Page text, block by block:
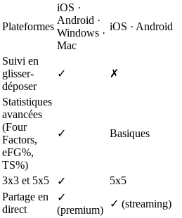
Plateformes
iOS ·
Android ·
Windows ·
Mac
iOS · Android
Suivi en
glisser-
déposer
✓ ✗
Statistiques
avancées
(Four
Factors,
eFG%,
TS%)
✓ Basiques
3x3 et 5x5 ✓ 5x5
Partage en
direct
✓
(premium)
✓ (streaming)